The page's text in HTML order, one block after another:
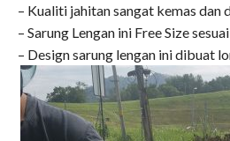
– Kualiti jahitan sangat kemas dan
– Sarung Lengan ini Free Size
– Design sarung lengan ini dibuat